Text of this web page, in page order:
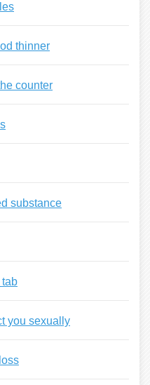
thinner
counter
substance
you sexually